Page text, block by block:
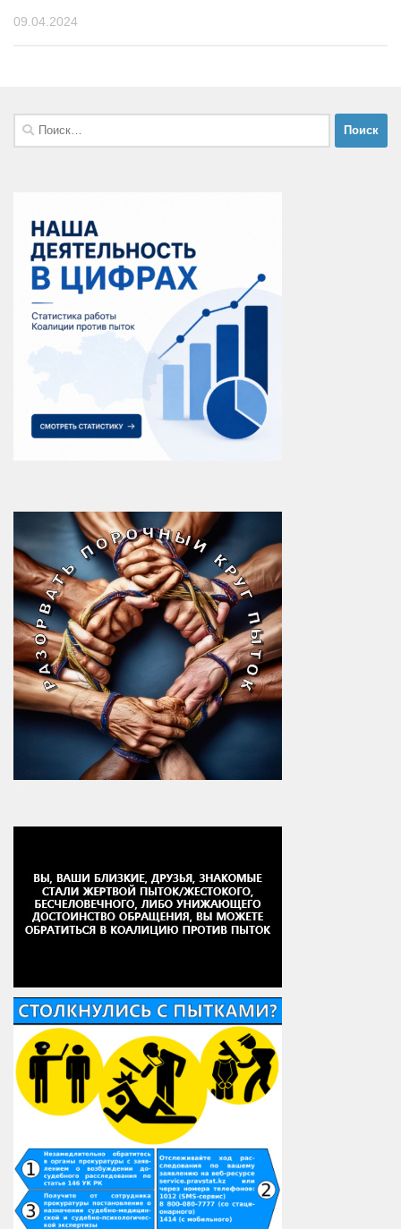
09.04.2024
Найти: